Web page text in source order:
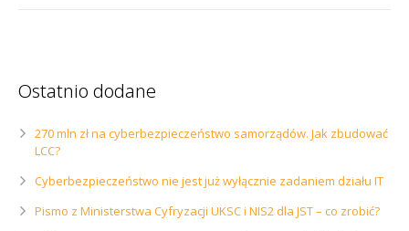
Ostatnio dodane
270 mln zł na cyberbezpieczeństwo samorządów. Jak zbudować
LCC?
Cyberbezpieczeństwo nie jest już wyłącznie zadaniem działu IT
Pismo z Ministerstwa Cyfryzacji UKSC i NIS2 dla JST – co zrobić?